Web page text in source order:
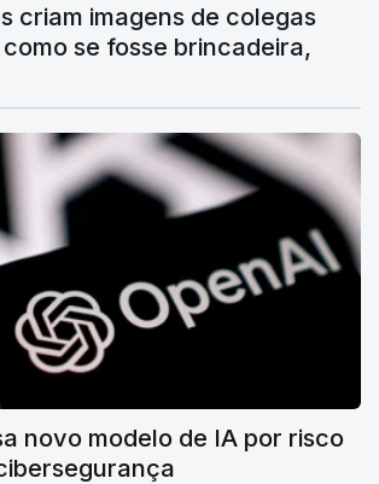
criam imagens de colegas
se fosse brincadeira,
novo modelo de IA por risco